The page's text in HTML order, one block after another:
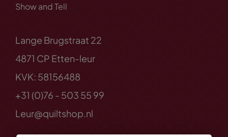
Show and Tell
Lange Brugstraat 22
4871 CP Etten-leur
KVK: 58156488
+31 (0)76 - 503 55 99
Leur@quiltshop.nl